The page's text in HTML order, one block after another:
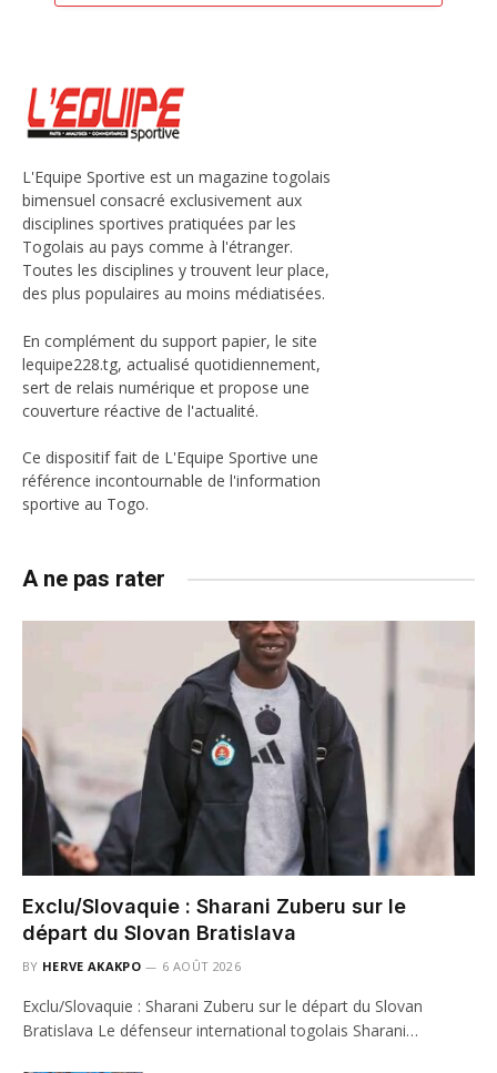
L'Equipe Sportive est un magazine togolais
bimensuel consacré exclusivement aux
disciplines sportives pratiquées par les
Togolais au pays comme à l'étranger.
Toutes les disciplines y trouvent leur place,
des plus populaires au moins médiatisées.
En complément du support papier, le site
lequipe228.tg, actualisé quotidiennement,
sert de relais numérique et propose une
couverture réactive de l'actualité.
Ce dispositif fait de L'Equipe Sportive une
référence incontournable de l'information
sportive au Togo.
A ne pas rater
Exclu/Slovaquie : Sharani Zuberu sur le
départ du Slovan Bratislava
BY HERVE AKAKPO 6 AOÛT 2026
Exclu/Slovaquie : Sharani Zuberu sur le départ du Slovan
Bratislava Le défenseur international togolais Sharani…